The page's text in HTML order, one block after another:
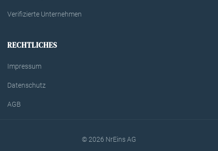
Verifizierte Unternehmen
RECHTLICHES
Impressum
Datenschutz
AGB
© 2026 NrEins AG